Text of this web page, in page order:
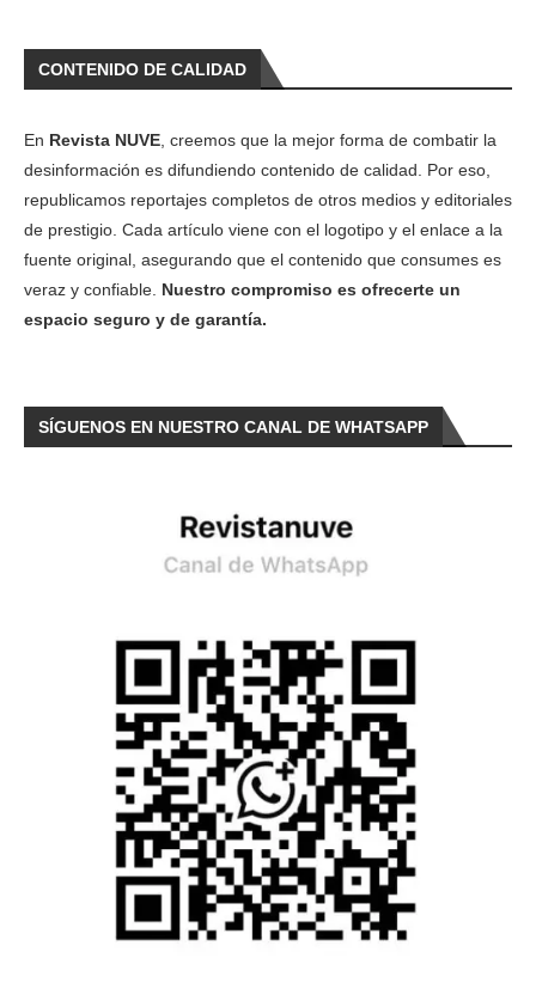
CONTENIDO DE CALIDAD
En Revista NUVE , creemos que la mejor forma de combatir la
desinformación es difundiendo contenido de calidad. Por eso,
republicamos reportajes completos de otros medios y editoriales
de prestigio. Cada artículo viene con el logotipo y el enlace a la
fuente original, asegurando que el contenido que consumes es
veraz y confiable. Nuestro compromiso es ofrecerte un
espacio seguro y de garantía.
SÍGUENOS EN NUESTRO CANAL DE WHATSAPP